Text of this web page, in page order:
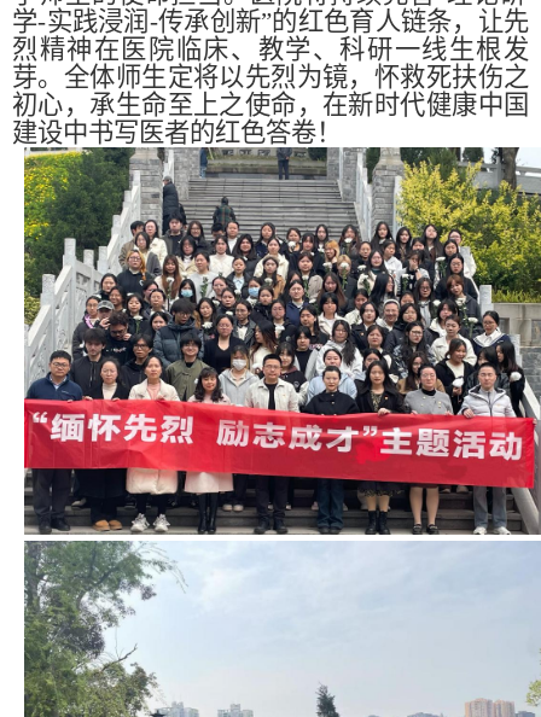
学-实践浸润-传承创新”的红色育人链条，让先
烈精神在医院临床、教学、科研一线生根发
芽。全体师生定将以先烈为镜，怀救死扶伤之
初心，承生命至上之使命，在新时代健康中国
建设中书写医者的红色答卷！